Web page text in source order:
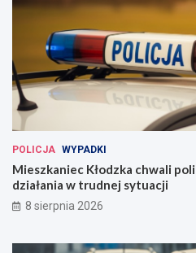
POLICJA WYPADKI
Mieszkaniec Kłodzka chwali
działania w trudnej sytuacji
8 sierpnia 2026